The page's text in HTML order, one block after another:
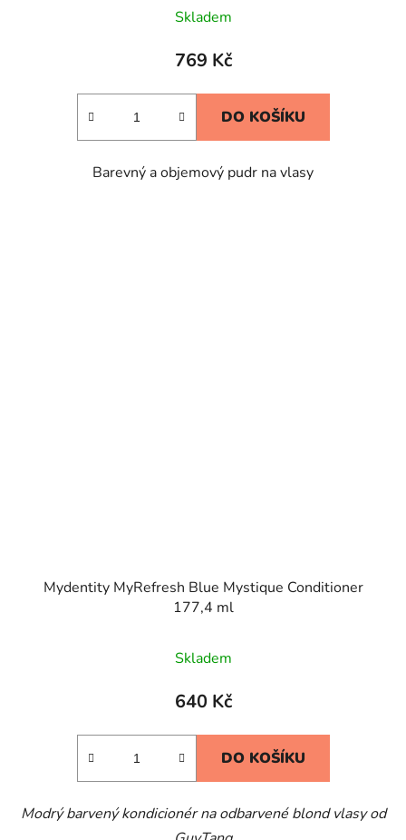
hodnocení
produktu
4,4
hvězdiček.
Skladem
769 Kč
DO KOŠÍKU
Barevný a objemový pudr na vlasy
Mydentity MyRefresh Blue Mystique Conditioner
177,4 ml
Skladem
640 Kč
DO KOŠÍKU
Modrý barvený kondicionér na odbarvené blond vlasy od